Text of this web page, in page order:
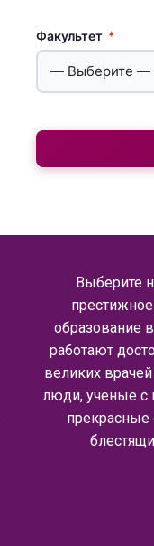
Факультет *
Выберите
образование
работают
великих
люди, ученые
прекрасные